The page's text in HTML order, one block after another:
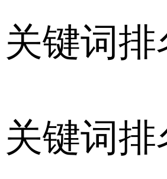
关键词
关键词